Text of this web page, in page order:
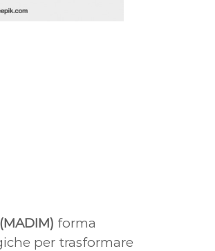
forma
per trasformare